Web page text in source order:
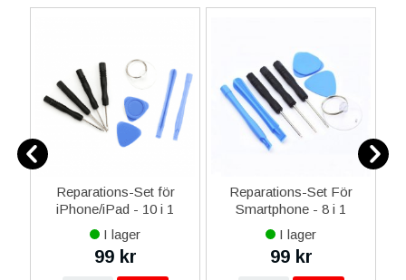
Reparations-Set för
iPhone/iPad - 10 i 1
I lager
99 kr
Reparations-Set För
Smartphone - 8 i 1
I lager
99 kr